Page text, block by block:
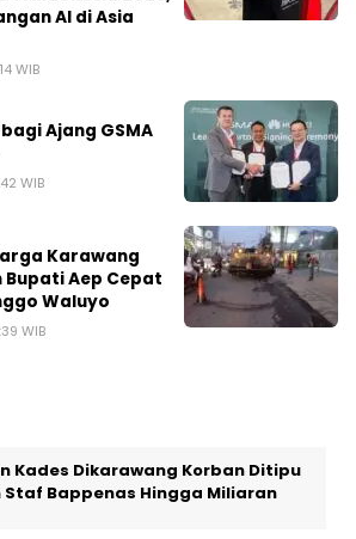
AI di Asia
WIB
Ajang GSMA
WIB
Karawang
Aep Cepat
Waluyo
WIB
Kades Dikarawang Korban Ditipu
Staf Bappenas Hingga Miliaran